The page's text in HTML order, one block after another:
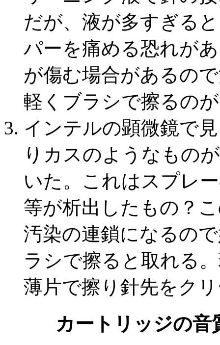
だが、液が多すぎる
パーを痛める恐れが
が傷む場合があるの
軽くブラシで擦るの
インテルの顕微鏡で
りカスのようなもの
いた。これはスプレ
等が析出したもの？
汚染の連鎖になるの
ラシで擦ると取れる
薄片で擦り針先をク
カートリッジの